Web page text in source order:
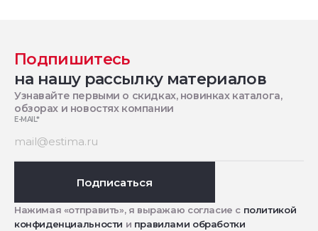
Подпишитесь
на нашу рассылку материалов
Узнавайте первыми о скидках, новинках каталога,
обзорах и новостях компании
E-MAIL*
Подписаться
Нажимая «отправить», я выражаю согласие с политикой
конфиденциальности и правилами обработки